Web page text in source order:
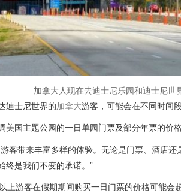
加拿大人现在去迪士尼乐园和迪士尼世
迪士尼世界的加拿大游客，可能会在不同时间
国主题公园的一日单园门票及部分年票的价格
客带来丰富多样的体验。无论是门票、酒店
终是我们不变的承诺。”
上游客在假期期间购买一日门票的价格可能